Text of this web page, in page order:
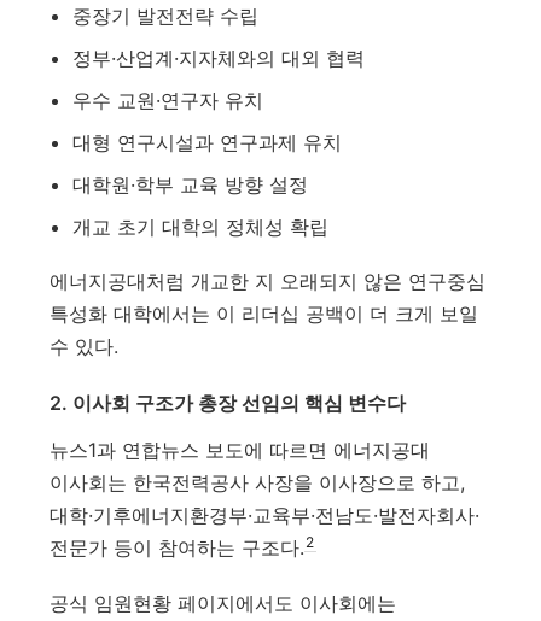
중장기 발전전략 수립
정부·산업계·지자체와의 대외 협력
우수 교원·연구자 유치
대형 연구시설과 연구과제 유치
대학원·학부 교육 방향 설정
개교 초기 대학의 정체성 확립
에너지공대처럼 개교한 지 오래되지 않은 연구중심
특성화 대학에서는 이 리더십 공백이 더 크게 보일
수 있다.
2. 이사회 구조가 총장 선임의 핵심 변수다
뉴스1과 연합뉴스 보도에 따르면 에너지공대
이사회는 한국전력공사 사장을 이사장으로 하고,
대학·기후에너지환경부·교육부·전남도·발전자회사·
전문가 등이 참여하는 구조다.2
공식 임원현황 페이지에서도 이사회에는